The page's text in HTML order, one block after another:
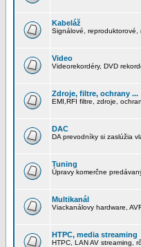
Kabeláž
Signálové, reproduktorové,
Video
Videorekordéry, DVD
Zdroje, filtre, ochrany ...
EMI,RFI filtre, zdroje,
DAC
DA prevodníky si zaslúžia
Tuning
Úpravy komerčne
Multikanál
Viackanálovy hardware,
HTPC, media streaming
HTPC, LAN AV streaming,